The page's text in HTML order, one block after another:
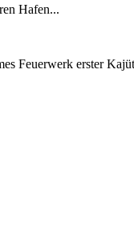
Hafen...
Feuerwerk erster